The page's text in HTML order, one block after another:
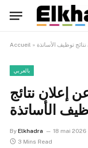
Accueil » توظيف الأساتذة
بالعربي
إعلان نتائج
الأساتذة
By Elkhadra 18 mai 2026
3 Mins Read